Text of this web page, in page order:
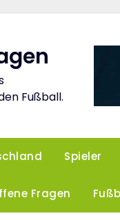
Fußball.
Spieler
Fragen